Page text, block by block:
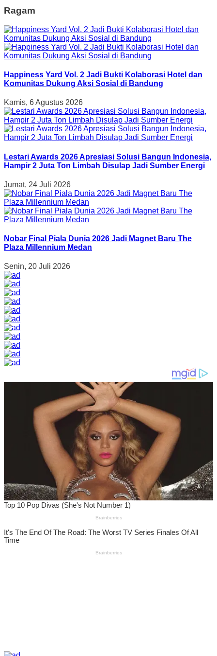
Ragam
Happiness Yard Vol. 2 Jadi Bukti Kolaborasi Hotel dan
Komunitas Dukung Aksi Sosial di Bandung
Kamis, 6 Agustus 2026
Lestari Awards 2026 Apresiasi Solusi Bangun Indonesia,
Hampir 2 Juta Ton Limbah Disulap Jadi Sumber Energi
Jumat, 24 Juli 2026
Nobar Final Piala Dunia 2026 Jadi Magnet Baru The
Plaza Millennium Medan
Senin, 20 Juli 2026